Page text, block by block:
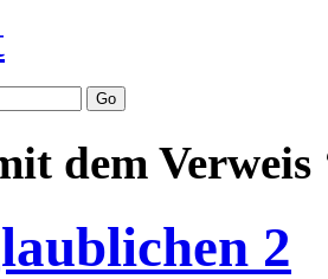
dem Verweis
2